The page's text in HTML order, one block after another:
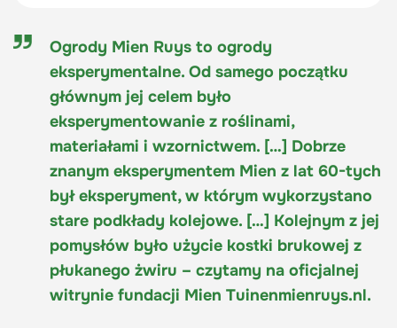
Ogrody Mien Ruys to ogrody
eksperymentalne. Od samego początku
głównym jej celem było
eksperymentowanie z roślinami,
materiałami i wzornictwem. […] Dobrze
znanym eksperymentem Mien z lat 60-tych
był eksperyment, w którym wykorzystano
stare podkłady kolejowe. […] Kolejnym z jej
pomysłów było użycie kostki brukowej z
płukanego żwiru – czytamy na oficjalnej
witrynie fundacji Mien Tuinenmienruys.nl.